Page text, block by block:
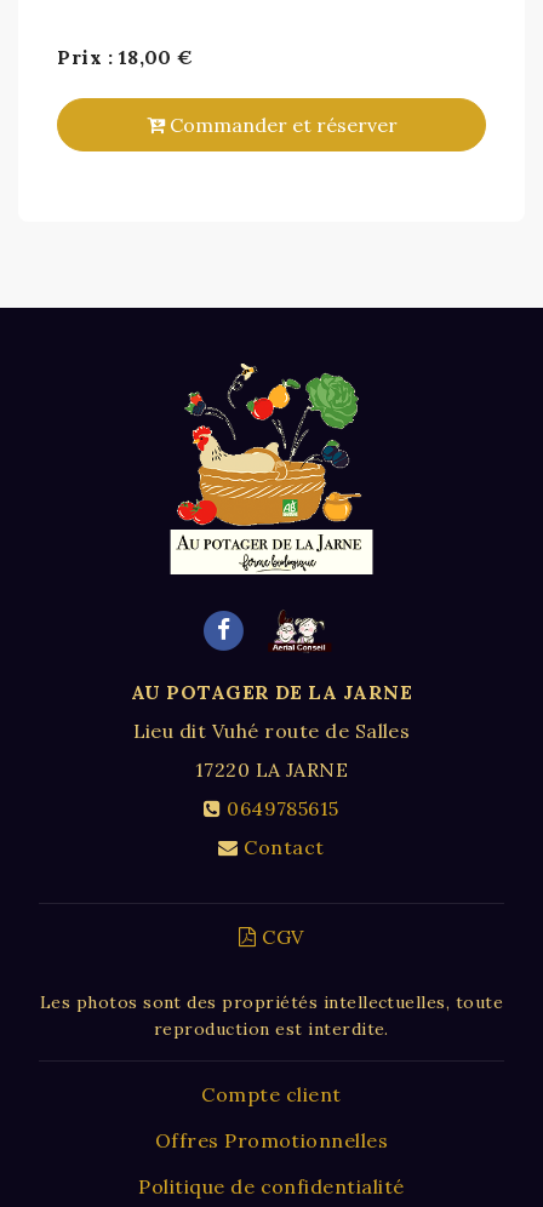
Prix : 18,00 €
Commander et réserver
AU POTAGER DE LA JARNE
Lieu dit Vuhé route de Salles
17220 LA JARNE
0649785615
Contact
CGV
Les photos sont des propriétés intellectuelles, toute
reproduction est interdite.
Compte client
Offres Promotionnelles
Politique de confidentialité